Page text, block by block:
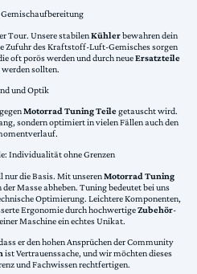
Tour. Unsere stabilenKühlerbewahren dein
Zufuhr des Kraftstoff-Luft-Gemisches sorgen
oft porös werden und durch neueErsatzteile
sollten.
und Optik
Motorrad Tuning Teilegetauscht wird.
sondern optimiert in vielen Fällen auch den
Individualität ohne Grenzen
nur die Basis. Mit unserenMotorrad Tuning
Masse abheben. Tuning bedeutet bei uns
Optimierung. Leichtere Komponenten,
Ergonomie durch hochwertigeZubehör-
Maschine ein echtes Unikat.
er den hohen Ansprüchen der Community
ist Vertrauenssache, und wir möchten dieses
und Fachwissen rechtfertigen.